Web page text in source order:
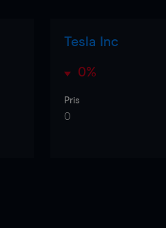
Tesla Inc
0%
Pris
0